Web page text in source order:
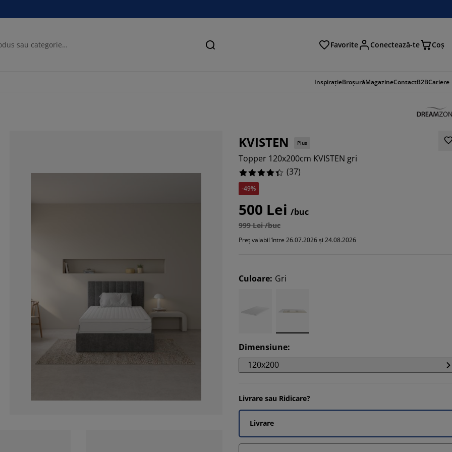
Căutare Favorite Conectează-te Coş
InspirațieBroșurăMagazineContactB2BCariere
KVISTEN Plus
Topper 120x200cm KVISTEN gri
(37)
-49%
500 Lei /buc
999 Lei /buc
Preț valabil între 26.07.2026 și 24.08.2026
Culoare: Gri
Dimensiune:
120x200
Livrare sau Ridicare?
Livrare
75.67567567567568%
10.81081081081081%